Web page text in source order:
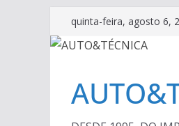
Pular
para
quinta-feira, agosto 6,